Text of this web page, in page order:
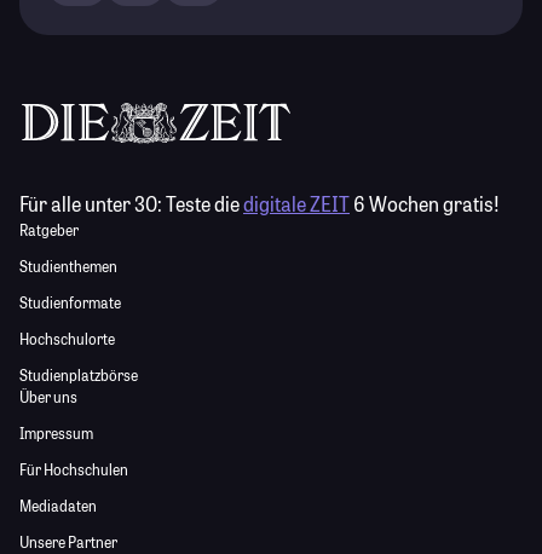
Für alle unter 30:Teste diedigitale ZEIT6 Wochen gratis!
Ratgeber
Studienthemen
Studienformate
Hochschulorte
Studienplatzbörse
Über uns
Impressum
Für Hochschulen
Mediadaten
Unsere Partner